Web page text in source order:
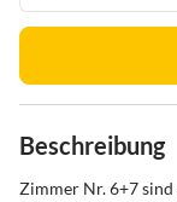
Beschreibung
Zimmer Nr. 6+7